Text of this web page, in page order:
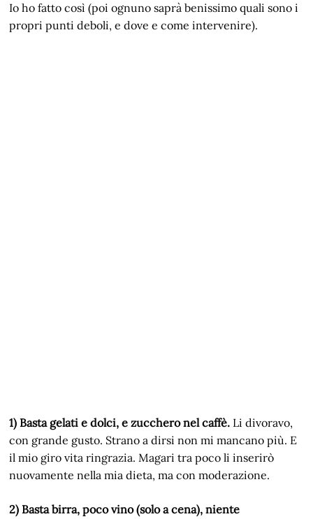
Io ho fatto così (poi ognuno saprà benissimo quali sono i
propri punti deboli, e dove e come intervenire).
1) Basta gelati e dolci, e zucchero nel caffè. Li divoravo,
con grande gusto. Strano a dirsi non mi mancano più. E
il mio giro vita ringrazia. Magari tra poco li inserirò
nuovamente nella mia dieta, ma con moderazione.
2) Basta birra, poco vino (solo a cena), niente